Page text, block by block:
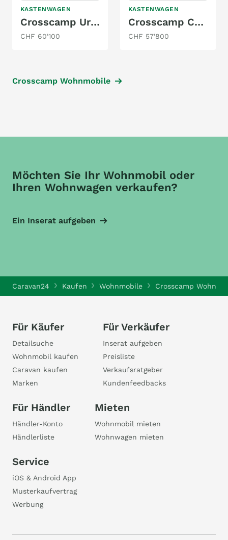
KASTENWAGEN
Crosscamp UrbanCamper EXPLR 5.0F 2.2 AUT
CHF 60'100
KASTENWAGEN
Crosscamp CamperVan Full 600 3.5t L3H2 2.2TD 165
CHF 57'800
Crosscamp Wohnmobile
Möchten Sie Ihr Wohnmobil oder
Ihren Wohnwagen verkaufen?
Ein Inserat aufgeben
Caravan24 Kaufen Wohnmobile Crosscamp
Für Käufer
Detailsuche
Wohnmobil kaufen
Caravan kaufen
Marken
Für Verkäufer
Inserat aufgeben
Preisliste
Verkaufsratgeber
Kundenfeedbacks
Für Händler
Händler-Konto
Händlerliste
Mieten
Wohnmobil mieten
Wohnwagen mieten
Service
iOS & Android App
Musterkaufvertrag
Werbung